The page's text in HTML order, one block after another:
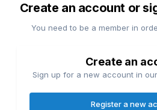
Create an account or
You need to be a member in
Create an
Sign up for a new account in
Register a new